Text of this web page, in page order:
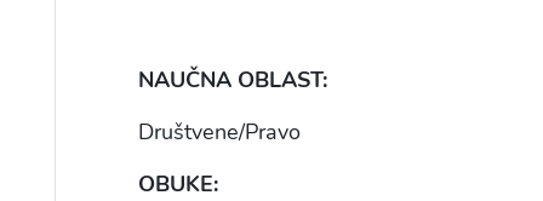
NAUČNA OBLAST:
Društvene/Pravo
OBUKE: